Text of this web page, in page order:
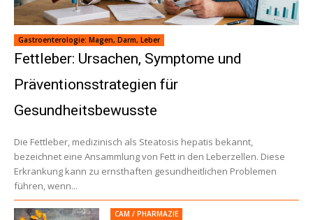
Gastroenterologie: Magen, Darm, Leber
Fettleber: Ursachen, Symptome und
Präventionsstrategien für
Gesundheitsbewusste
Die Fettleber, medizinisch als Steatosis hepatis bekannt,
bezeichnet eine Ansammlung von Fett in den Leberzellen. Diese
Erkrankung kann zu ernsthaften gesundheitlichen Problemen
führen, wenn...
CAM / PHARMAZIE